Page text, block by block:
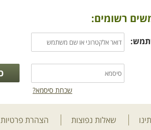
רשומים:
שכחת סיסמא?
שאלות נפוצות הצהרת פרטיות